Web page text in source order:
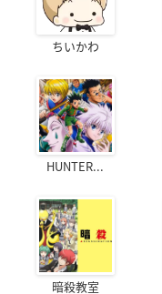
ちいかわ
HUNTER...
暗殺教室